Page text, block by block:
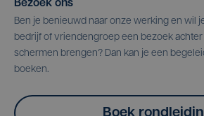
Bezoek ons
Ben je benieuwd naar onze werking en wil
bedrijf of vriendengroep een bezoek achter
schermen brengen? Dan kan je een
boeken.